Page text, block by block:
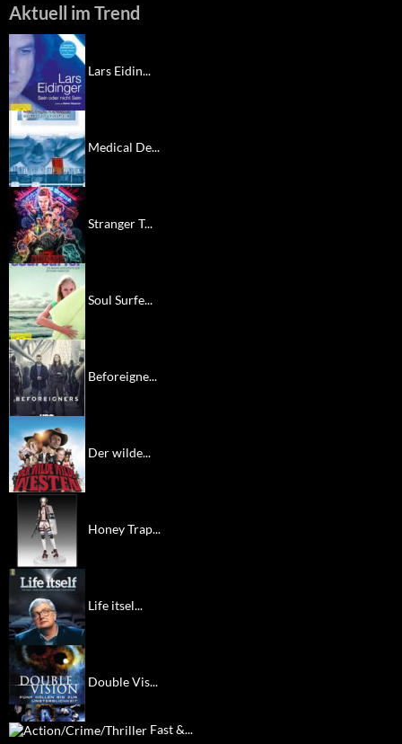
Aktuell im Trend
Lars Eidin...
Medical De...
Stranger T...
Soul Surfe...
Beforeigne...
Der wilde...
Honey Trap...
Life itsel...
Double Vis...
Fast &...